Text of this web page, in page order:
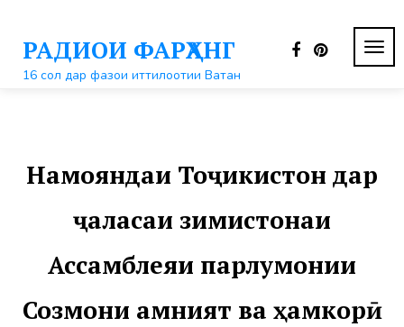
контентуРАДИОИ ФАРҲАНГ
16 сол дар фазои иттилоотии Ватан
Намояндаи Тоҷикистон дар
ҷаласаи зимистонаи
Ассамблеяи парлумонии
Созмони амният ва ҳамкорӣ